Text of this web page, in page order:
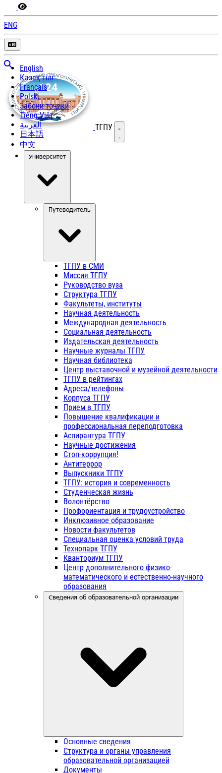
ENG
English
Қазақ тілі
Français
Polski
Забони тоҷикӣ
Tiếng Việt
العربية
日本語
中文
ТГПУ Открыть меню
Университет
Путеводитель
ТГПУ в СМИ
Миссия ТГПУ
Руководство вуза
Структура ТГПУ
Факультеты, институты
Научная деятельность
Международная деятельность
Социальная деятельность
Издательская деятельность
Научные журналы ТГПУ
Научная библиотека
Центр выставочной и музейной деятельности
ТГПУ в рейтингах
Адреса/телефоны
Корпуса ТГПУ
Прием в ТГПУ
Повышение квалификации и
профессиональная переподготовка
Аспирантура ТГПУ
Научные достижения
Стоп-коррупция!
Антитеррор
Выпускники ТГПУ
ТГПУ: история и современность
Студенческая жизнь
Волонтёрство
Профориентация и трудоустройство
Инклюзивное образование
Новости факультетов
Специальная оценка условий труда
Технопарк ТГПУ
Кванториум ТГПУ
Центр дополнительного физико-
математического и естественно-научного
образования
Сведения об образовательной организации
Основные сведения
Структура и органы управления
образовательной организацией
Документы